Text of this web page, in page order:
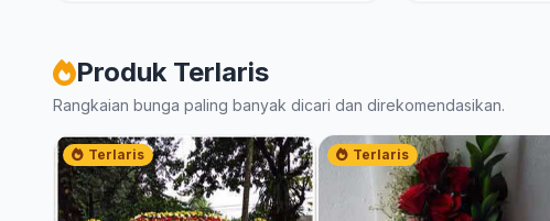
Produk Terlaris
Rangkaian bunga paling banyak dicari dan direkomendasikan.
Terlaris Terlaris